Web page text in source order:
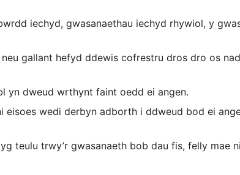
iechyd, gwasanaethau iechyd rhywiol, y
gallant hefyd ddewis cofrestru dros dro os
yn dweud wrthynt faint oedd ei angen.
eisoes wedi derbyn adborth i ddweud bod ei
teulu trwy’r gwasanaeth bob dau fis, felly mae